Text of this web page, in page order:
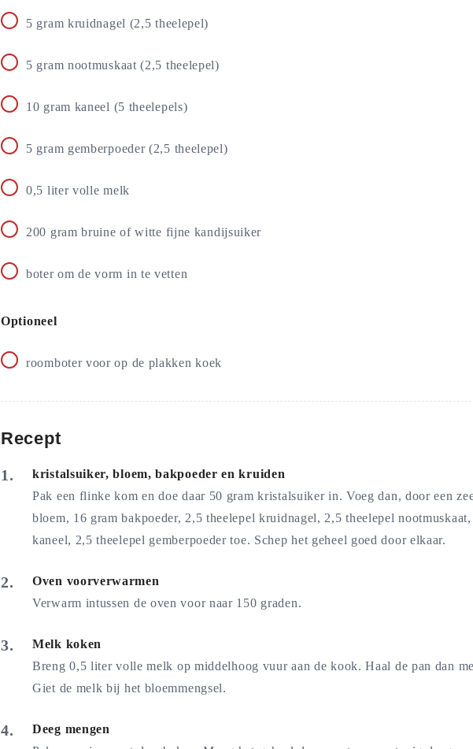
5 gram kruidnagel (2,5 theelepel)
5 gram nootmuskaat (2,5 theelepel)
10 gram kaneel (5 theelepels)
5 gram gemberpoeder (2,5 theelepel)
0,5 liter volle melk
200 gram bruine of witte fijne kandijsuiker
boter om de vorm in te vetten
Optioneel
roomboter voor op de plakken koek
Recept
kristalsuiker, bloem, bakpoeder en kruiden
Pak een flinke kom en doe daar 50 gram kristalsuiker in. Voeg dan, door een
bloem, 16 gram bakpoeder, 2,5 theelepel kruidnagel, 2,5 theelepel
kaneel, 2,5 theelepel gemberpoeder toe. Schep het geheel goed door elkaar.
Oven voorverwarmen
Verwarm intussen de oven voor naar 150 graden.
Melk koken
Breng 0,5 liter volle melk op middelhoog vuur aan de kook. Haal de pan dan
Giet de melk bij het bloemmengsel.
Deeg mengen